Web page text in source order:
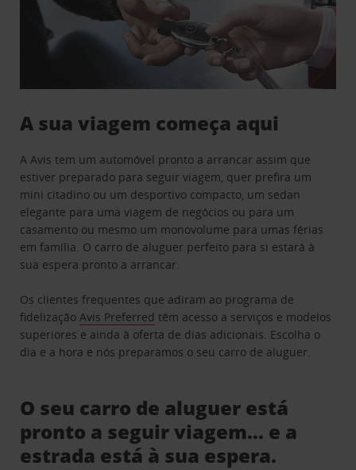
A sua viagem começa aqui
A Avis tem um automóvel pronto a arrancar assim que
estiver preparado para seguir viagem, quer prefira um
mini citadino ou um desportivo compacto, um sedan
elegante para uma viagem de negócios ou para um
casamento ou mesmo um monovolume para umas férias
em família. O carro de aluguer perfeito para si estará à
sua espera pronto a arrancar.
Os clientes frequentes que adiram ao programa de
fidelizaçãoAvis Preferred têm acesso a serviços e modelos
superiores e ainda à oferta de dias adicionais. Escolha o
dia e a hora e nós preparamos o seu carro de aluguer.
O seu carro de aluguer está
pronto a seguir viagem… e a
estrada está à sua espera.